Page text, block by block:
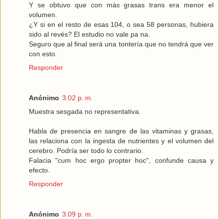
Y se obtuvo que con más grasas trans era menor el
volumen.
¿Y si en el resto de esas 104, o sea 58 personas, hubiera
sido al revés? El estudio no vale pa na.
Seguro que al final será una tontería que no tendrá que ver
con esto.
Responder
Anónimo 3:02 p. m.
Muestra sesgada no representativa.
Habla de presencia en sangre de las vitaminas y grasas,
las relaciona con la ingesta de nutrientes y el volumen del
cerebro. Podría ser todo lo contrario.
Falacia "cum hoc ergo propter hoc", confunde causa y
efecto.
Responder
Anónimo 3:09 p. m.